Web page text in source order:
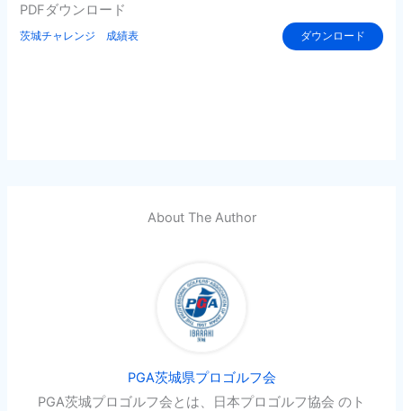
PDFダウンロード
茨城チャレンジ 成績表 ダウンロード
About The Author
PGA茨城県プロゴルフ会
PGA茨城プロゴルフ会とは、日本プロゴルフ協会 のト